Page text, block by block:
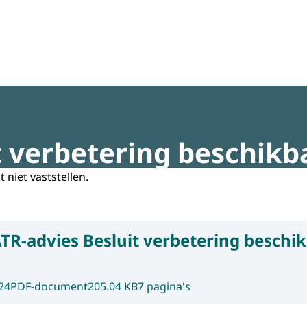
verbetering
niet vaststellen.
advies Besluit verbetering
PDF-document205.04 KB7 pagina's